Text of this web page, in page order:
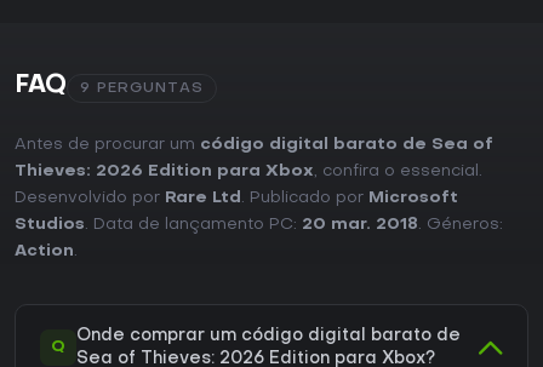
FAQ 9 PERGUNTAS
Antes de procurar um código digital barato de Sea of
Thieves: 2026 Edition para Xbox, confira o essencial.
Desenvolvido por Rare Ltd . Publicado por Microsoft
Studios. Data de lançamento PC: 20 mar. 2018. Géneros:
Action.
Q
Onde comprar um código digital barato de
Sea of Thieves: 2026 Edition para Xbox?